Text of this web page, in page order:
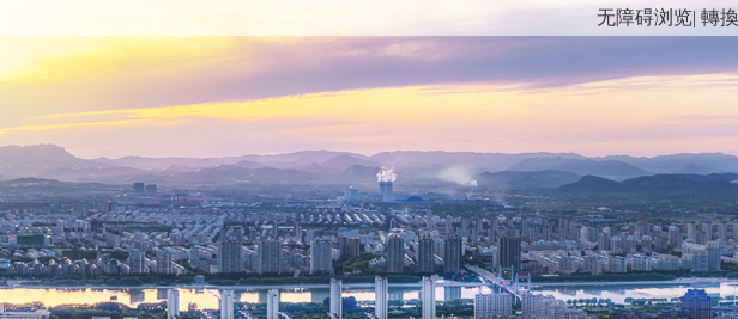
无障碍浏览| 轉